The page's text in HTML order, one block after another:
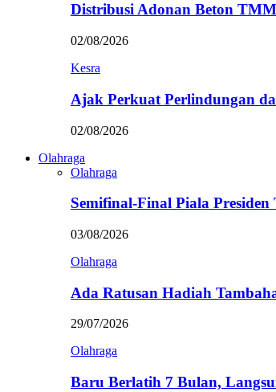
Distribusi Adonan Beton
02/08/2026
Kesra
Ajak Perkuat Perlindungan
02/08/2026
Olahraga
Olahraga
Semifinal-Final Piala
03/08/2026
Olahraga
Ada Ratusan Hadiah
29/07/2026
Olahraga
Baru Berlatih 7 Bulan,